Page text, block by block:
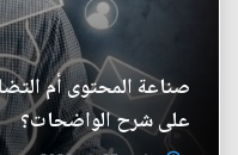
صناعة المحتوى أم
على شرح الواضحات؟